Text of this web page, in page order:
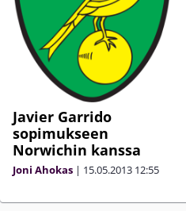
Javier Garrido
sopimukseen
Norwichin kanssa
Joni Ahokas | 15.05.2013 12:55